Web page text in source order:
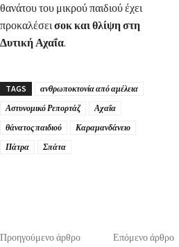
θανάτου του μικρού παιδιού έχει
προκαλέσεισοκ και θλίψη στη
Δυτική Αχαΐα.
TAGS
ανθρωποκτονία από αμέλεια
Αστυνομικό Ρεπορτάζ
Αχαΐα
θάνατος παιδιού
Καραμανδάνειο
Πάτρα
Σπάτα
Προηγούμενο άρθρο Επόμενο άρθρο